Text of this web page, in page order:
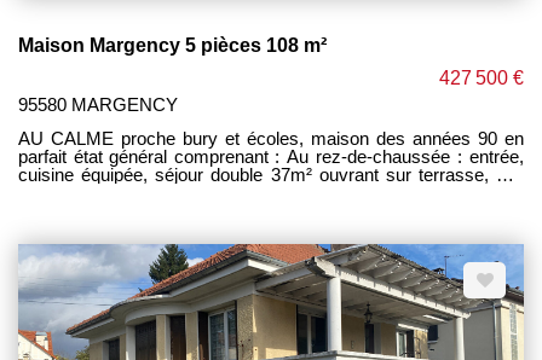
Maison Margency 5 pièces 108 m²
427 500 €
95580 MARGENCY
AU CALME proche bury et écoles, maison des années 90 en
parfait état général comprenant : Au rez-de-chaussée : entrée,
cuisine équipée, séjour double 37m² ouvrant sur terrasse, wc,
GENERAL. BUS pour gare d'ERMONT EAUBONNE à 5min à
pieds. EXCLUSIVITE PM IMMOBILIER CEGEY -------------
HONORAIRES CHARGE VENDEUR ------------------------ -